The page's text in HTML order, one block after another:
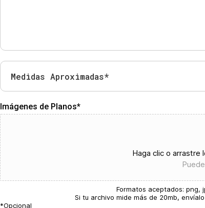
Imágenes de Planos*
Haga clic o arrastre
Formatos aceptados: png,
Si tu archivo mide más de 20mb,
*Opcional